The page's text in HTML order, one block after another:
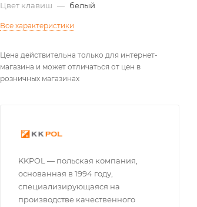
Цвет клавиш — белый
Все характеристики
Цена действительна только для интернет-
магазина и может отличаться от цен в
розничных магазинах
KKPOL — польская компания,
основанная в 1994 году,
специализирующаяся на
производстве качественного